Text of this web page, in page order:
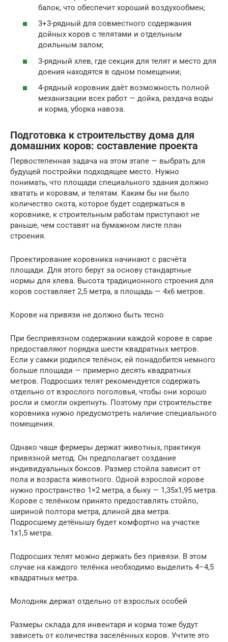
балок, что обеспечит хороший воздухообмен;
3+3-рядный для совместного содержания
дойных коров с телятами и отдельным
доильным залом;
3-рядный хлев, где секция для телят и место для
доения находятся в одном помещении;
4-рядный коровник даёт возможность полной
механизации всех работ — дойка, раздача воды
и корма, уборка навоза.
Подготовка к строительству дома для
домашних коров: составление проекта
Первостепенная задача на этом этапе — выбрать для
будущей постройки подходящее место. Нужно
понимать, что площади специального здания должно
хватать и коровам, и телятам. Каким бы ни было
количество скота, которое будет содержаться в
коровнике, к строительным работам приступают не
раньше, чем составят на бумажном листе план
строения.
Проектирование коровника начинают с расчёта
площади. Для этого берут за основу стандартные
нормы для хлева. Высота традиционного строения для
коров составляет 2,5 метра, а площадь — 4х6 метров.
Корове на привязи не должно быть тесно
При беспривязном содержании каждой корове в сарае
предоставляют порядка шести квадратных метров.
Если у самки родился телёнок, ей понадобится немного
больше площади — примерно десять квадратных
метров. Подросших телят рекомендуется содержать
отдельно от взрослого поголовья, чтобы они хорошо
росли и смогли окрепнуть. Поэтому при строительстве
коровника нужно предусмотреть наличие специального
помещения.
Однако чаще фермеры держат животных, практикуя
привязной метод. Он предполагает создание
индивидуальных боксов. Размер стойла зависит от
пола и возраста животного. Одной взрослой корове
нужно пространство 1×2 метра, а быку — 1,35х1,95 метра.
Корове с телёнком принято предоставлять стойло,
шириной полтора метра, длиной два метра.
Подросшему детёнышу будет комфортно на участке
1х1,5 метра.
Подросших телят можно держать без привязи. В этом
случае на каждого телёнка необходимо выделить 4–4,5
квадратных метра.
Молодняк держат отдельно от взрослых особей
Размеры склада для инвентаря и корма тоже будут
зависеть от количества заселённых коров. Учтите это